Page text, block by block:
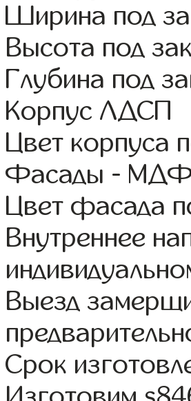
Ширина под
Высота под
Глубина под
Корпус ЛДСП
Цвет корпуса
Фасады -
Цвет фасада
Внутреннее
Выезд
Срок